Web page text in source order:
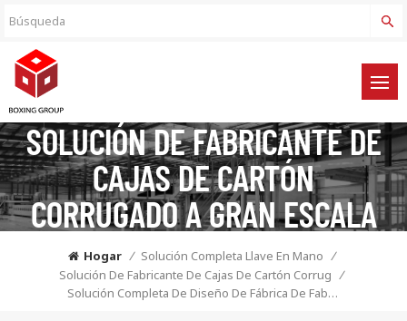
SOLUCIÓN DE FABRICANTE DE
CAJAS DE CARTÓN
CORRUGADO A GRAN ESCALA
Hogar / Solución Completa Llave En Mano /
Solución De Fabricante De Cajas De Cartón Corrugado A Gran
/
Solución Completa De Diseño De Fábrica De Fabricación De Cajas De Cartón Corrugado